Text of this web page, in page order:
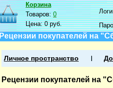
Корзина
Товаров:0
Цена:0 руб.
Рецензии покупателей на
Личное пространство
Рецензии покупателей на